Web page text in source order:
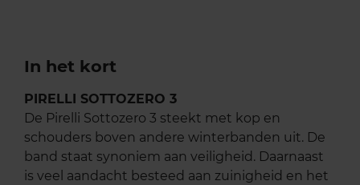
In het kort
PIRELLI SOTTOZERO 3
De Pirelli Sottozero 3 steekt met kop en
schouders boven andere winterbanden uit. De
band staat synoniem aan veiligheid. Daarnaast
is veel aandacht besteed aan zuinigheid en het